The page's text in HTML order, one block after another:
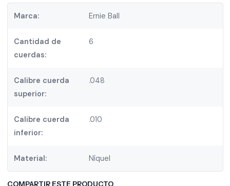
Marca: Ernie Ball
Cantidad de
cuerdas:
6
Calibre cuerda
superior:
.048
Calibre cuerda
inferior:
.010
Material: Níquel
COMPARTIR ESTE PRODUCTO